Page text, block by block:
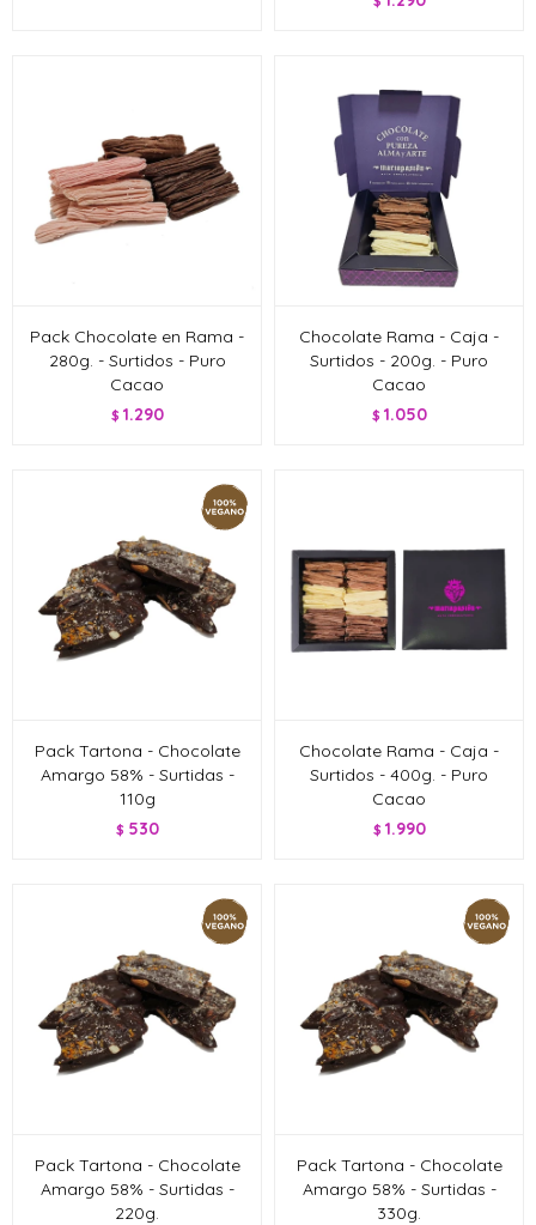
Pack Chocolate en Rama -
280g. - Surtidos - Puro
Cacao
$ 1.290
Chocolate Rama - Caja -
Surtidos - 200g. - Puro
Cacao
$ 1.050
Pack Tartona - Chocolate
Amargo 58% - Surtidas -
110g
$ 530
Chocolate Rama - Caja -
Surtidos - 400g. - Puro
Cacao
$ 1.990
Pack Tartona - Chocolate
Amargo 58% - Surtidas -
220g.
Pack Tartona - Chocolate
Amargo 58% - Surtidas -
330g.